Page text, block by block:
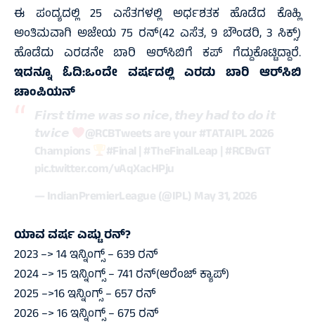
ಈ ಪಂದ್ಯದಲ್ಲಿ 25 ಎಸೆತಗಳಲ್ಲಿ ಅರ್ಧಶತಕ ಹೊಡೆದ ಕೊಹ್ಲಿ
ಅಂತಿಮವಾಗಿ ಅಜೇಯ 75 ರನ್‌(42 ಎಸೆತ, 9 ಬೌಂಡರಿ, 3 ಸಿಕ್ಸ್‌)
ಹೊಡೆದು ಎರಡನೇ ಬಾರಿ ಆರ್‌ಸಿಬಿಗೆ ಕಪ್‌ ಗೆದ್ದುಕೊಟ್ಟಿದ್ದಾರೆ.
ಇದನ್ನೂ ಓದಿ:ಒಂದೇ ವರ್ಷದಲ್ಲಿ ಎರಡು ಬಾರಿ ಆರ್‌ಸಿಬಿ
ಚಾಂಪಿಯನ್‌
𝙁𝙞𝙧𝙨𝙩 𝙩𝙞𝙢𝙚 𝙬𝙖𝙨 𝙨𝙤 𝙣𝙞𝙘𝙚, 𝙩𝙝𝙚𝙮 𝙝𝙖𝙙 𝙩𝙤 𝙙𝙤 𝙞𝙩
𝙩𝙬𝙞𝙘𝙚
@RCBTweetsare your#TATAIPL2026
Champions
#Final |#TheFinalLeap |#RCBvGT
pic.twitter.com/vAqXacHPju
— IndianPremierLeague (@IPL) May 31, 2026
ಯಾವ ವರ್ಷ ಎಷ್ಟು ರನ್‌?
2023 –> 14 ಇನ್ನಿಂಗ್ಸ್‌ – 639 ರನ್‌
2024 –> 15 ಇನ್ನಿಂಗ್ಸ್‌ – 741 ರನ್‌(ಆರೆಂಜ್‌ ಕ್ಯಾಪ್‌)
2025 –>16 ಇನ್ನಿಂಗ್ಸ್‌ – 657 ರನ್‌
2026 –> 16 ಇನ್ನಿಂಗ್ಸ್‌ – 675 ರನ್‌